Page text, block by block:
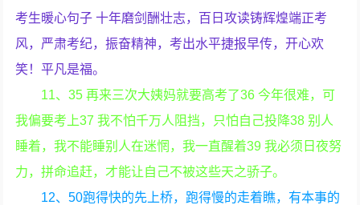
考生暖心句子 十年磨剑酬壮志，百日攻读铸辉煌端正考
风，严肃考纪，振奋精神，考出水平捷报早传，开心欢
笑！平凡是福。
11、35 再来三次大姨妈就要高考了36 今年很难，可
我偏要考上37 我不怕千万人阻挡，只怕自己投降38 别人
睡着，我不能睡别人在迷惘，我一直醒着39 我必须日夜努
力，拼命追赶，才能让自己不被这些天之骄子。
12、50跑得快的先上桥，跑得慢的走着瞧，有本事的